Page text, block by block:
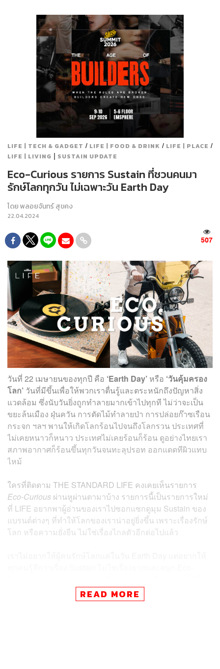
LIFE | TECH & GADGET / LIFE | FOOD & DRINK / LIFE | PLACE /
LIFE | LIVING | SUSTAIN UPDATE
Eco-Curious รายการ Sustain ที่ชวนคนมา
รักษ์โลกทุกวัน ไม่เฉพาะวัน Earth Day
โดยพลอยจันทร์ สุขคง
22.04.2024
507
วันที่ 22 เมษายนของทุกปี คือ ‘Earth Day’ หรือ ‘วันคุ้มครอง
โลก’ วันที่มีขึ้นเพื่อให้พวกเราตื่นรู้และตระหนักถึงปัญหาสิ่ง
แวดล้อม ซึ่งนับวันยิ่งถูกทำลายมากเข้าไปทุกที ไม่ว่าจะเป็น
ขยะล้นเมือง ฝุ่นควัน การตัดไม้ทำลายป่า การปล่อยก๊าซเรือน
กระจก ฯลฯ พานให้เกิดโลกร้อนไปจนถึงโลกรวน ประเทศที่
ไม่เคยหนาวก็หนาว ประเทศไม่เคยร้อนก็ร้อน ดูอย่างไทยเรา
สภาพอากาศก็ร้อนขึ้นทุกวันจนทะลุปรอท ออกแดดทีผิวแทบ
ไหม้
ใครที่ติดตาม THE STANDARD LIFE คงเคยเห็นรายการ
Eco-Curious ผ่านหูผ่านตามาบ้าง รายการนี้เป็นรายการใหม่
ที่ LIFE อยากพาผู้อ่านของเราไปซอกแซกดูมุม Sustain ของ
แบรนด์ต่างๆ ที่ทำให้โลกของเราน่าอยู่ยิ่งขึ้น เพราะเรื่องรักษ์
โลก หรือความยั่งยืน ไม่ใช่เรื่องไกลตัวอีกต่อไปแล้ว
ชมเป็นคลิปสั้นแนวตั้งแล้ว 3 ตอน รวมถึงบทความด้วย
สามารถตามไปดูได้ตามลิงก์ด้านล่าง
READ MORE